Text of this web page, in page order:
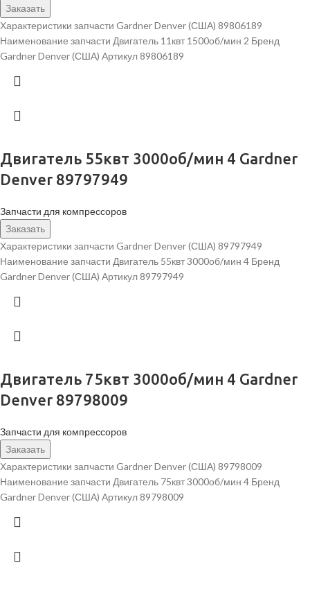
Заказать
Характеристики запчасти Gardner Denver (США) 89806189
Наименование запчасти Двигатель 11квт 1500об/мин 2 Бренд
Gardner Denver (США) Артикул 89806189
Двигатель 55квт 3000об/мин 4 Gardner
Denver 89797949
Запчасти для компрессоров
Заказать
Характеристики запчасти Gardner Denver (США) 89797949
Наименование запчасти Двигатель 55квт 3000об/мин 4 Бренд
Gardner Denver (США) Артикул 89797949
Двигатель 75квт 3000об/мин 4 Gardner
Denver 89798009
Запчасти для компрессоров
Заказать
Характеристики запчасти Gardner Denver (США) 89798009
Наименование запчасти Двигатель 75квт 3000об/мин 4 Бренд
Gardner Denver (США) Артикул 89798009